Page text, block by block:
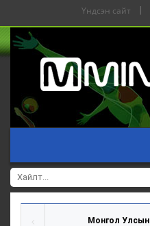
Үндсэн сайт
Монгол Улсын